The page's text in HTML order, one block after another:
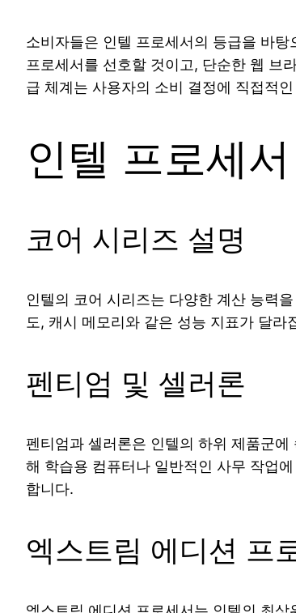
소비자들은 인텔 프로세서의 등급을 바
프로세서를 선호할 것이고, 단순한 웹 브
급 체계는 사용자의 소비 결정에 직접적
인텔 프로세
코어 시리즈 설명
인텔의 코어 시리즈는 다양한 계산 능력
도, 캐시 메모리와 같은 성능 지표가 달
펜티엄 및 셀러론
펜티엄과 셀러론은 인텔의 하위 제품군
해 학습용 컴퓨터나 일반적인 사무 작업
합니다.
엑스트림 에디션 프